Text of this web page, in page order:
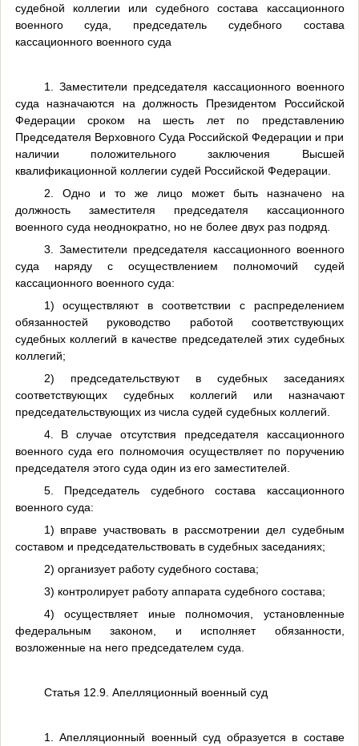
судебной коллегии или судебного состава кассационного
военного суда, председатель судебного состава
кассационного военного суда
1. Заместители председателя кассационного военного
суда назначаются на должность Президентом Российской
Федерации сроком на шесть лет по представлению
Председателя Верховного Суда Российской Федерации и при
наличии положительного заключения Высшей
квалификационной коллегии судей Российской Федерации.
2. Одно и то же лицо может быть назначено на
должность заместителя председателя кассационного
военного суда неоднократно, но не более двух раз подряд.
3. Заместители председателя кассационного военного
суда наряду с осуществлением полномочий судей
кассационного военного суда:
1) осуществляют в соответствии с распределением
обязанностей руководство работой соответствующих
судебных коллегий в качестве председателей этих судебных
коллегий;
2) председательствуют в судебных заседаниях
соответствующих судебных коллегий или назначают
председательствующих из числа судей судебных коллегий.
4. В случае отсутствия председателя кассационного
военного суда его полномочия осуществляет по поручению
председателя этого суда один из его заместителей.
5. Председатель судебного состава кассационного
военного суда:
1) вправе участвовать в рассмотрении дел судебным
составом и председательствовать в судебных заседаниях;
2) организует работу судебного состава;
3) контролирует работу аппарата судебного состава;
4) осуществляет иные полномочия, установленные
федеральным законом, и исполняет обязанности,
возложенные на него председателем суда.
Статья 12.9. Апелляционный военный суд
1. Апелляционный военный суд образуется в составе